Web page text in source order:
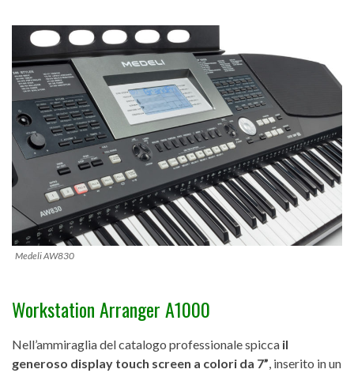
Medeli AW830
Workstation Arranger A1000
Nell’ammiraglia del catalogo professionale spicca il
generoso display touch screen a colori da 7” , inserito in un